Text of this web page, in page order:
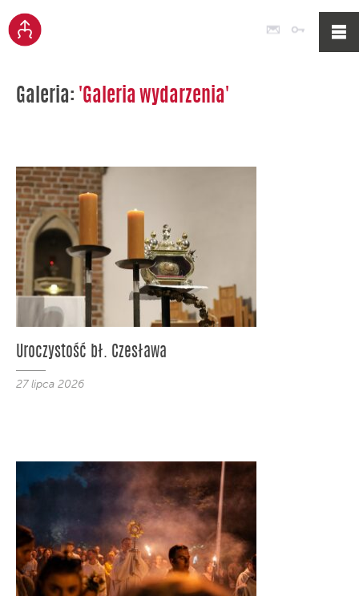
Poczta
Galeria: 'Galeria wydarzenia'
Uroczystość bł. Czesława
27 lipca 2026